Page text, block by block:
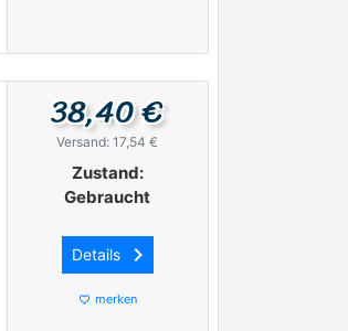
38,40 €
Versand: 17,54 €
Zustand:
Gebraucht
Details keyboard_arrow_right
favorite_border merken